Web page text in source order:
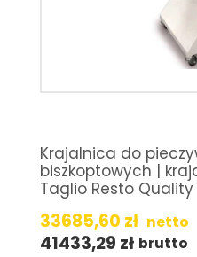
Krajalnica do
biszkoptowych |
Taglio Resto Quality
33685,60 zł netto
41433,29 zł brutto